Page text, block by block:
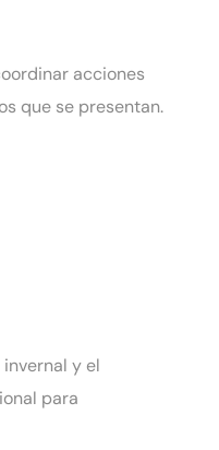
acciones
que se presentan.
y el
para